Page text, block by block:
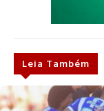
Leia Também